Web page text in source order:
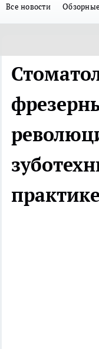
Все новости
практике